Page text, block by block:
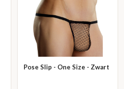
Pose Slip - One Size - Zwart